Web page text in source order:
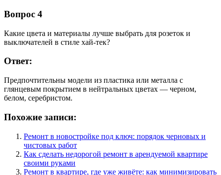
Вопрос 4
Какие цвета и материалы лучше выбрать для розеток и
выключателей в стиле хай-тек?
Ответ:
Предпочтительны модели из пластика или металла с
глянцевым покрытием в нейтральных цветах — черном,
белом, серебристом.
Похожие записи:
Ремонт в новостройке под ключ: порядок черновых и
чистовых работ
Как сделать недорогой ремонт в арендуемой квартире
своими руками
Ремонт в квартире, где уже живёте: как минимизировать